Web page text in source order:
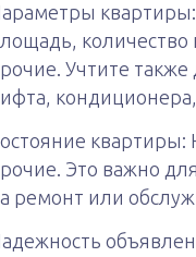
количество
Учтите
квартиры:
Это важно
ремонт или